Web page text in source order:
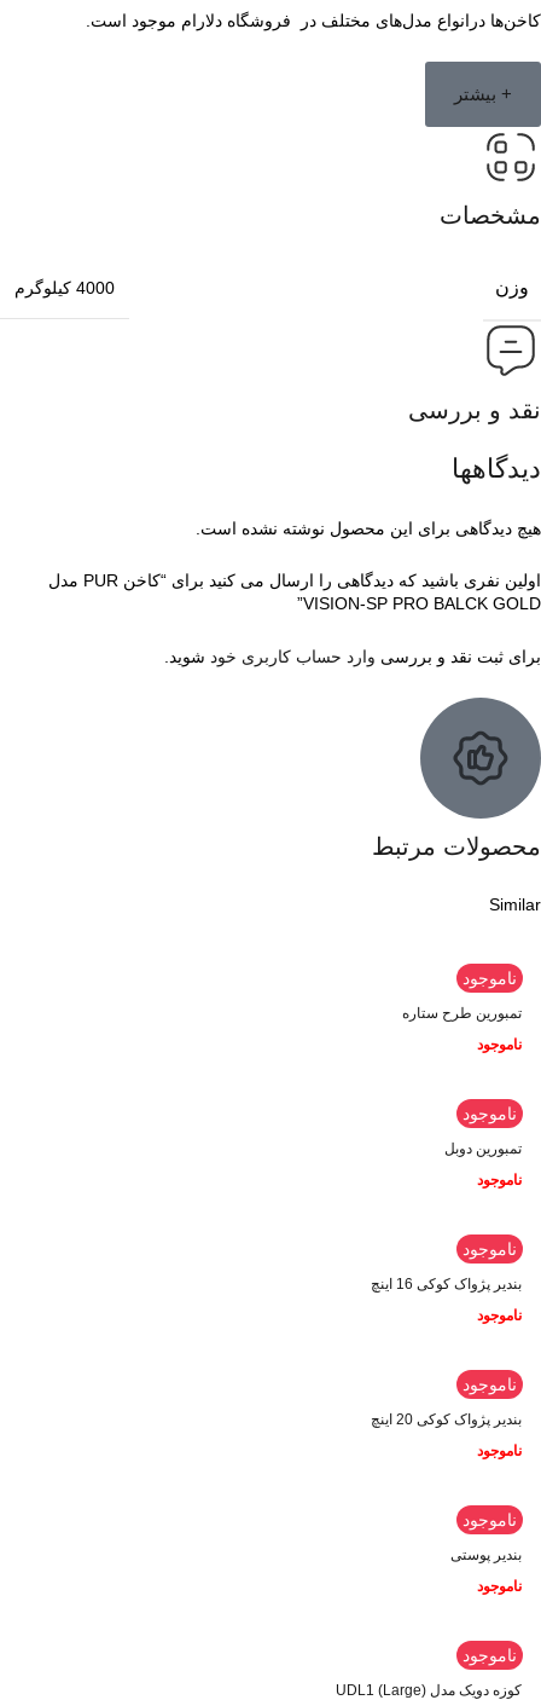
کاخن‌ها درانواع مدل‌های مختلف در فروشگاه دلارام موجود است.
+ بیشتر
مشخصات
وزن 4000 کیلوگرم
نقد و بررسی
دیدگاهها
هیچ دیدگاهی برای این محصول نوشته نشده است.
اولین نفری باشید که دیدگاهی را ارسال می کنید برای “کاخن PUR مدل
VISION-SP PRO BALCK GOLD”
برای ثبت نقد و بررسی وارد حساب کاربری خود شوید.
محصولات مرتبط
Similar
ناموجود
تمبورین طرح ستاره
ناموجود
ناموجود
تمبورین دوبل
ناموجود
ناموجود
بندیر پژواک کوکی 16 اینچ
ناموجود
ناموجود
بندیر پژواک کوکی 20 اینچ
ناموجود
ناموجود
بندیر پوستی
ناموجود
ناموجود
کوزه دویک مدل UDL1 (Large)